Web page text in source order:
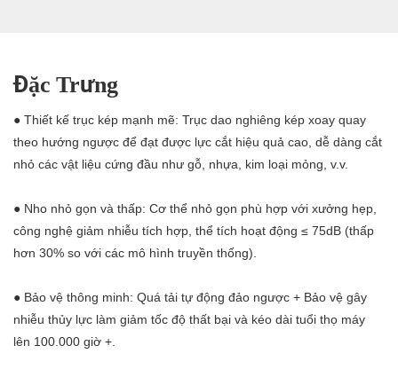
Đặc Trưng
● Thiết kế trục kép mạnh mẽ: Trục dao nghiêng kép xoay quay
theo hướng ngược để đạt được lực cắt hiệu quả cao, dễ dàng cắt
nhỏ các vật liệu cứng đầu như gỗ, nhựa, kim loại mỏng, v.v.
● Nho nhỏ gọn và thấp: Cơ thể nhỏ gọn phù hợp với xưởng hẹp,
công nghệ giảm nhiễu tích hợp, thể tích hoạt động ≤ 75dB (thấp
hơn 30% so với các mô hình truyền thống).
● Bảo vệ thông minh: Quá tải tự động đảo ngược + Bảo vệ gây
nhiễu thủy lực làm giảm tốc độ thất bại và kéo dài tuổi thọ máy
lên 100.000 giờ +.